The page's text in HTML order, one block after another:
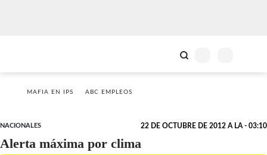
MAFIA EN IPS ABC EMPLEOS
NACIONALES 22 DE OCTUBRE DE 2012 A LA - 03:10
Alerta máxima por clima